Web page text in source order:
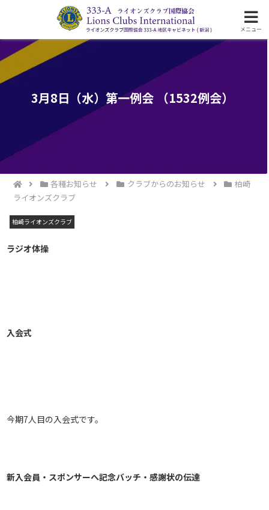
ライオンズクラブ国際協会333-A地区の活動
3月8日（水）第一例会 （1532例会）
各種お知らせ クラブからのお知らせ
柏崎
ライオンズクラブ
柏崎ライオンズクラブ
ラジオ体操
入会式
今期7人目の入会式です。
新入会員・スポンサーへ記念バッチ・感謝状の伝達
メニュー